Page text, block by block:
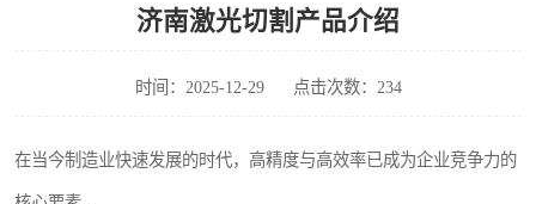
济南激光切割产品介绍
时间：2025-12-29 点击次数：234
在当今制造业快速发展的时代，高精度与高效率已成为企业竞争力的